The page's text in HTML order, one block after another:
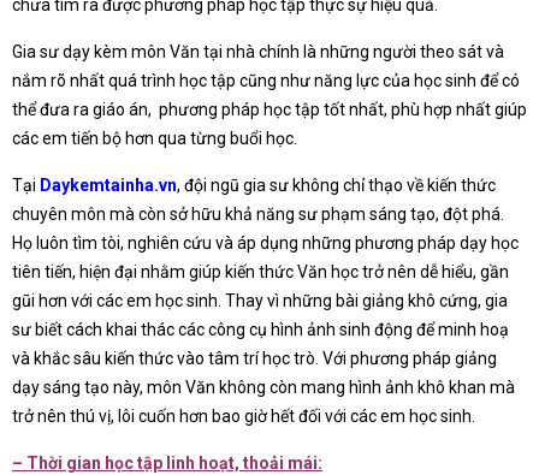
chưa tìm ra được phương pháp học tập thực sự hiệu quả.
Gia sư dạy kèm môn Văn tại nhà chính là những người theo sát và
nắm rõ nhất quá trình học tập cũng như năng lực của học sinh để có
thể đưa ra giáo án, phương pháp học tập tốt nhất, phù hợp nhất giúp
các em tiến bộ hơn qua từng buổi học.
Tại Daykemtainha.vn, đội ngũ gia sư không chỉ thạo về kiến thức
chuyên môn mà còn sở hữu khả năng sư phạm sáng tạo, đột phá.
Họ luôn tìm tòi, nghiên cứu và áp dụng những phương pháp dạy học
tiên tiến, hiện đại nhằm giúp kiến thức Văn học trở nên dễ hiểu, gần
gũi hơn với các em học sinh. Thay vì những bài giảng khô cứng, gia
sư biết cách khai thác các công cụ hình ảnh sinh động để minh hoạ
và khắc sâu kiến thức vào tâm trí học trò. Với phương pháp giảng
dạy sáng tạo này, môn Văn không còn mang hình ảnh khô khan mà
trở nên thú vị, lôi cuốn hơn bao giờ hết đối với các em học sinh.
– Thời gian học tập linh hoạt, thoải mái: